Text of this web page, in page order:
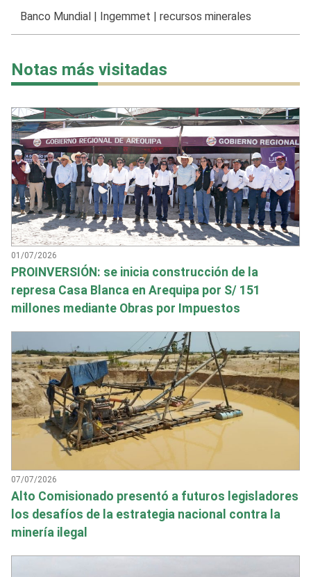
Banco Mundial
Ingemmet recursos minerales
Notas más visitadas
01/07/2026
PROINVERSIÓN: se inicia construcción de la
represa Casa Blanca en Arequipa por S/ 151
millones mediante Obras por Impuestos
07/07/2026
Alto Comisionado presentó a futuros legisladores
los desafíos de la estrategia nacional contra la
minería ilegal